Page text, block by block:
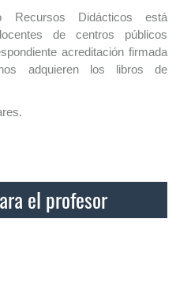
Recursos Didácticos está
de centros públicos
acreditación firmada
adquieren los libros de
el profesor